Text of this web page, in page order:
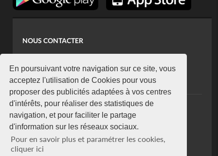
En poursuivant votre navigation sur ce site, vous
acceptez l'utilisation de Cookies pour vous
proposer des publicités adaptées à vos centres
d'intérêts, pour réaliser des statistiques de
navigation, et pour faciliter le partage
d'information sur les réseaux sociaux.
Pour en savoir plus et paramétrer les cookies,
cliquer ici
NOUS CONTACTER
koaci@yahoo.fr
+225 07 08 85 52 93
NEWSLETTER
Restez connecté via notre newsletter
S'abonner
Se désabonner